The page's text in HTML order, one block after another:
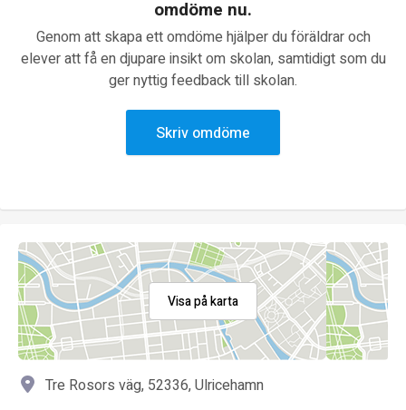
omdöme nu.
Genom att skapa ett omdöme hjälper du föräldrar och
elever att få en djupare insikt om skolan, samtidigt som du
ger nyttig feedback till skolan.
Skriv omdöme
Visa på karta
Tre Rosors väg, 52336, Ulricehamn